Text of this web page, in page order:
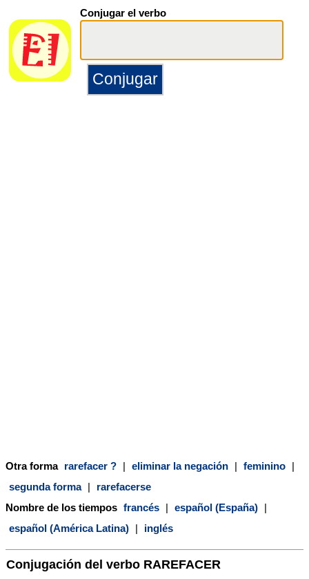
Conjugar el verbo
Otra forma rarefacer ? | eliminar la negación | feminino |
segunda forma |
rarefacerse
Nombre de los tiempos francés | español (España) |
español (América Latina) | inglés
Conjugación del verbo RAREFACER